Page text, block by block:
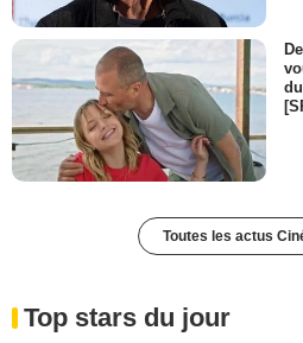
Toutes les actus
Top stars du jour